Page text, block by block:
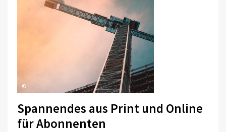
©
Spannendes aus Print und Online
für Abonnenten